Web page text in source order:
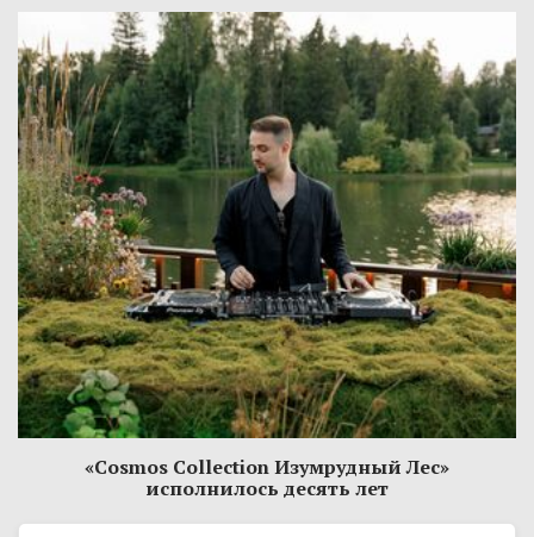
«Cosmos Collection Изумрудный Лес»
исполнилось десять лет